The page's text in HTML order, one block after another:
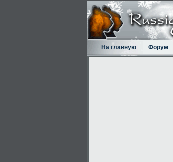
На главную Форум